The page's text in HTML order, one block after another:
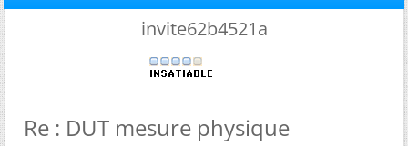
invite62b4521a
Re : DUT mesure physique